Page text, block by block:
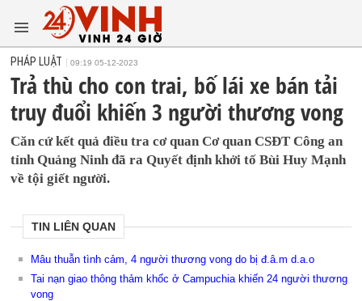
PHÁP LUẬT 09:19 05-12-2023
Trả thù cho con trai, bố lái xe bán tải
truy đuổi khiến 3 người thương vong
Căn cứ kết quả điều tra cơ quan Cơ quan CSĐT Công an
tỉnh Quảng Ninh đã ra Quyết định khởi tố Bùi Huy Mạnh
về tội giết người.
TIN LIÊN QUAN
Mâu thuẫn tình cảm, 4 người thương vong do bị đ.â.m d.a.o
Tai nạn giao thông thảm khốc ở Campuchia khiến 24 người thương
vong